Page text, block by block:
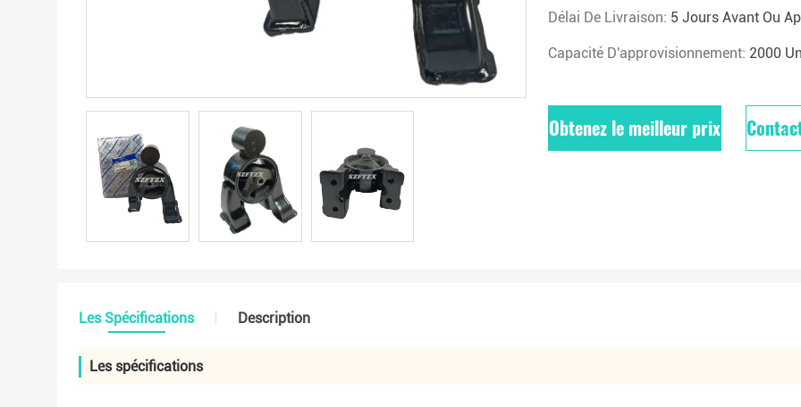
Délai De Livraison: 5 Jours Avant Ou
Capacité D'approvisionnement: 2000
Obtenez le meilleur prix
Les Spécifications Description
Les spécifications